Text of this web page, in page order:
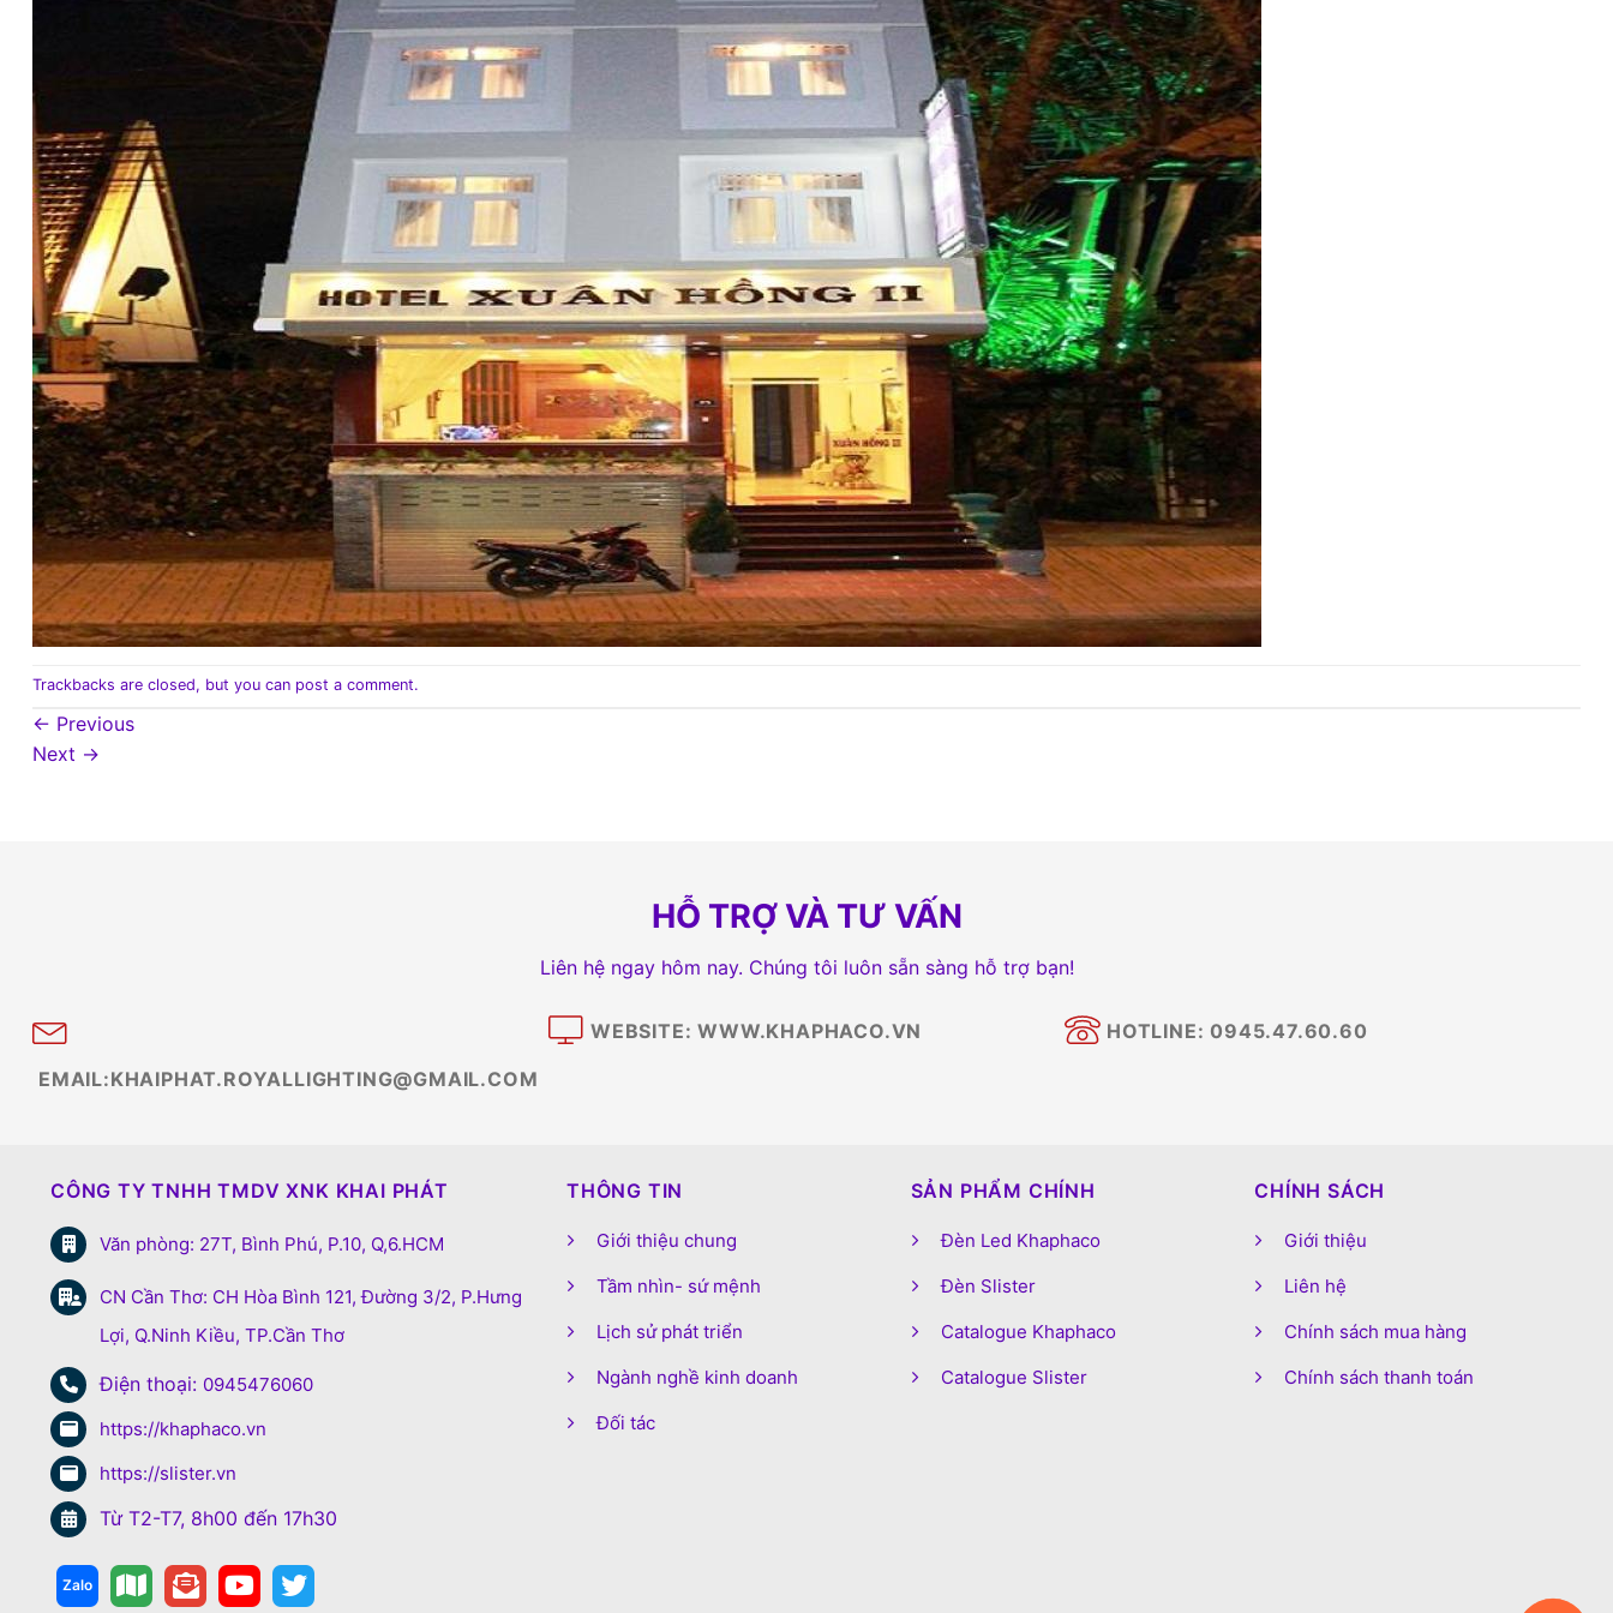
Trackbacks are closed, but you can post a comment.
← Previous
Next →
HỖ TRỢ VÀ TƯ VẤN
Liên hệ ngay hôm nay. Chúng tôi luôn sẵn sàng hỗ trợ bạn!
EMAIL:KHAIPHAT.ROYALLIGHTING@GMAIL.COM
WEBSITE: WWW.KHAPHACO.VN HOTLINE: 0945.47.60.60
CÔNG TY TNHH TMDV XNK KHAI PHÁT
Văn phòng: 27T, Bình Phú, P.10, Q,6.HCM
CN Cần Thơ: CH Hòa Bình 121, Đường 3/2, P.Hưng
Lợi, Q.Ninh Kiều, TP.Cần Thơ
Điện thoại: 0945476060
https://khaphaco.vn
https://slister.vn
Từ T2-T7, 8h00 đến 17h30
THÔNG TIN
Giới thiệu chung
Tầm nhìn- sứ mệnh
Lịch sử phát triển
Ngành nghề kinh doanh
Đối tác
SẢN PHẨM CHÍNH
Đèn Led Khaphaco
Đèn Slister
Catalogue Khaphaco
Catalogue Slister
CHÍNH SÁCH
Giới thiệu
Liên hệ
Chính sách mua hàng
Chính sách thanh toán